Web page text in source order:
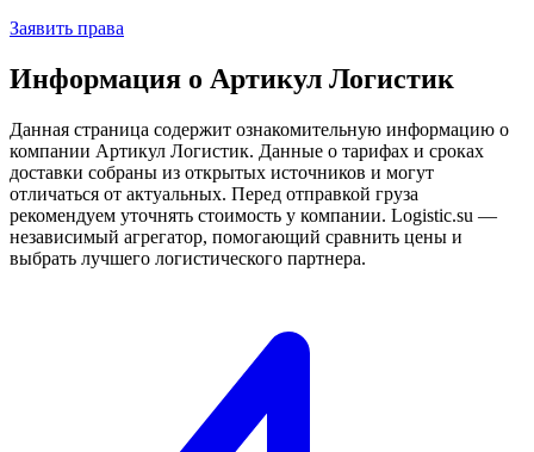
Заявить права
Информация о Артикул Логистик
Данная страница содержит ознакомительную информацию о
компании Артикул Логистик. Данные о тарифах и сроках
доставки собраны из открытых источников и могут
отличаться от актуальных. Перед отправкой груза
рекомендуем уточнять стоимость у компании. Logistic.su —
независимый агрегатор, помогающий сравнить цены и
выбрать лучшего логистического партнера.